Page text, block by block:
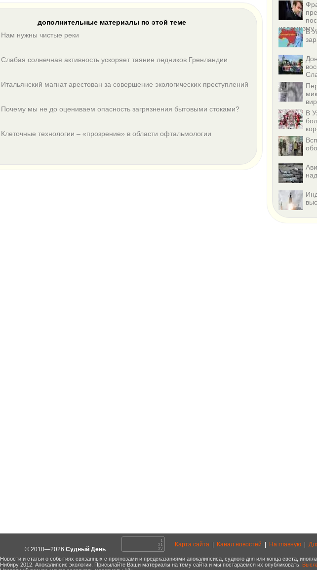
дополнительные материалы по этой теме
Нам нужны чистые реки
Слабая солнечная активность ускоряет таяние ледников Гренландии
Итальянский магнат арестован за совершение экологических преступлений
Почему мы не до оцениваем опасность загрязнения бытовыми стоками?
Клеточные технологии – «прозрение» в области офтальмологии
исламизму
В
В
© 2010—2026 Судный День
Карта сайта Канал новостей На главную
Новости и статьи о событиях связанных с прогнозами и предсказаниями апокалипсиса, судного дня или конца света,
Нибиру 2012. Апокалипсис экологии. Присылайте Ваши материалы на тему сайта и мы постараемся их опубликовать.